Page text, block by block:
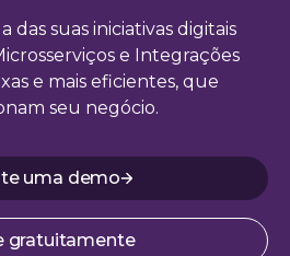
das suas iniciativas digitais
e Integrações
e mais eficientes, que
seu negócio.
uma demo
gratuitamente